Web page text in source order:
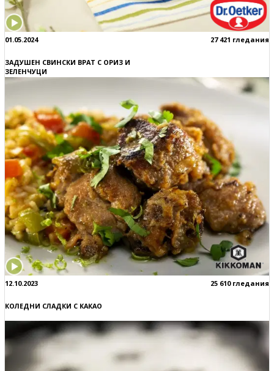
01.05.2024 27 421 гледания
ЗАДУШЕН СВИНСКИ ВРАТ С ОРИЗ И
ЗЕЛЕНЧУЦИ
12.10.2023 25 610 гледания
КОЛЕДНИ СЛАДКИ С КАКАО